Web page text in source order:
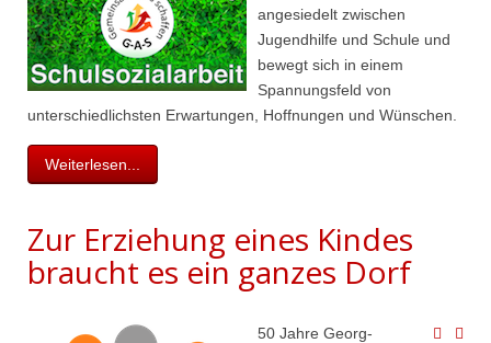
angesiedelt zwischen
Jugendhilfe und Schule und
bewegt sich in einem
Spannungsfeld von
unterschiedlichsten Erwartungen, Hoffnungen und Wünschen.
Weiterlesen...
Zur Erziehung eines Kindes
braucht es ein ganzes Dorf
50 Jahre Georg-